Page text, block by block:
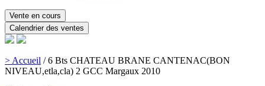
Vente en cours
Calendrier des ventes
> Accueil /6 Bts CHATEAU BRANE CANTENAC(BON
NIVEAU,etla,cla) 2 GCC Margaux 2010